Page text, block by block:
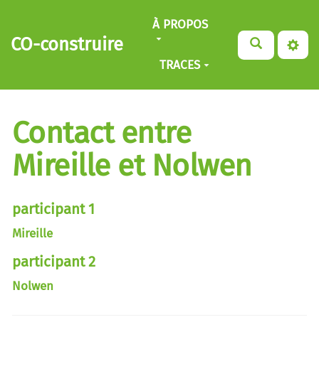
Aller au contenu principal
CO-construire
À PROPOS
TRACES
Contact entre
Mireille et Nolwen
participant 1
Mireille
participant 2
Nolwen